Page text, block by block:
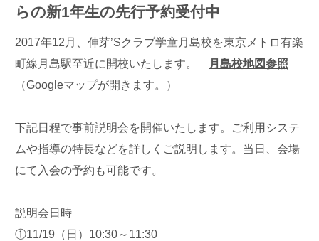
らの新1年生の先行予約受付中
2017年12月、伸芽’Sクラブ学童月島校を東京メトロ有楽
町線月島駅至近に開校いたします。
月島校地図参照
（Googleマップが開きます。）
下記日程で事前説明会を開催いたします。ご利用システ
ムや指導の特長などを詳しくご説明します。当日、会場
にて入会の予約も可能です。
説明会日時
①11/19（日）10:30～11:30